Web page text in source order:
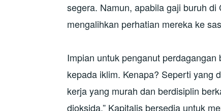
segera. Namun, apabila gaji buruh
mengalihkan perhatian mereka ke
Impian untuk penganut
kepada iklim. Kenapa? Seperti yang
kerja yang murah dan berdisiplin
dioksida.” Kapitalis bersedia untuk